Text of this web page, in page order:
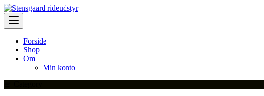
Skip
to
content
Forside
Shop
Om
Min konto